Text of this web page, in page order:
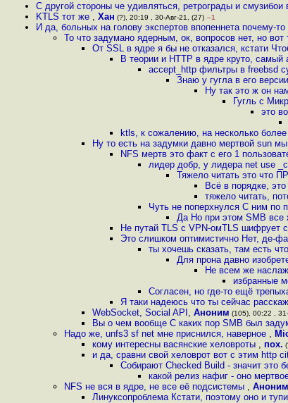
С другой стороны че удивляться, ретрограды и
KTLS тот же , Хан (?), 20:19 , 30-Авг-21, (27) –1
И да, больных на голову экспертов впопеннета почему-
То что задумано ядерным, ок, вопросов нет, но вот
От SSL в ядре я бы не отказался, кстати
В теории и HTTP в ядре круто, самый
accept_http фильтры в freebsd
Знаю у гугла в его
Ну так это ж он
Гугль с
это
ktls, к сожалению, на несколько
Ну то есть на задумки давно мертвой sun
NFS мертв это факт с его 1
лидер добр, у лидера net use
Тяжело читать это что
Всё в порядке,
тяжело читать,
Чуть не поперхнулся С ним по
Да Но при этом SMB все
Не путай TLS с VPN-омTLS шифрует
Это слишком оптимистично Нет, де-
ты хочешь сказать, там есть
Для прона давно
Не всем же
избранные
Согласен, но где-то ещё
Я таки надеюсь что ты сейчас
WebSocket, Social API , Аноним (105), 00:22 ,
Вы о чем вообще С каких пор SMB был
Надо же, unfs3 sf net мне приснился, наверное ,
кому интересны васянские хеловроты , пох.
и да, сравни свой хеловрот вот с этим http
Собирают Checked Build - значит это
какой релиз нафиг - оно
NFS не вся в ядре, не все её подсистемы , Аноним
Линуксопроблема Кстати, поэтому оно и